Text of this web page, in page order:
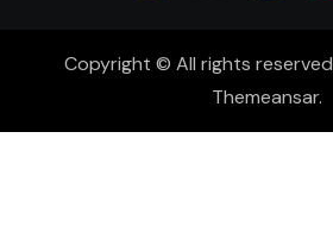
Copyright © All rights reserved
Themeansar.